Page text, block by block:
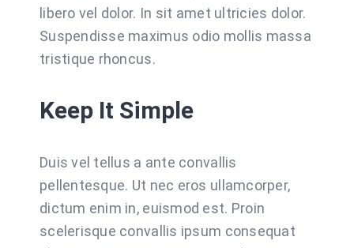
libero vel dolor. In sit amet ultricies dolor.
Suspendisse maximus odio mollis massa
tristique rhoncus.
Keep It Simple
Duis vel tellus a ante convallis
pellentesque. Ut nec eros ullamcorper,
dictum enim in, euismod est. Proin
scelerisque convallis ipsum consequat